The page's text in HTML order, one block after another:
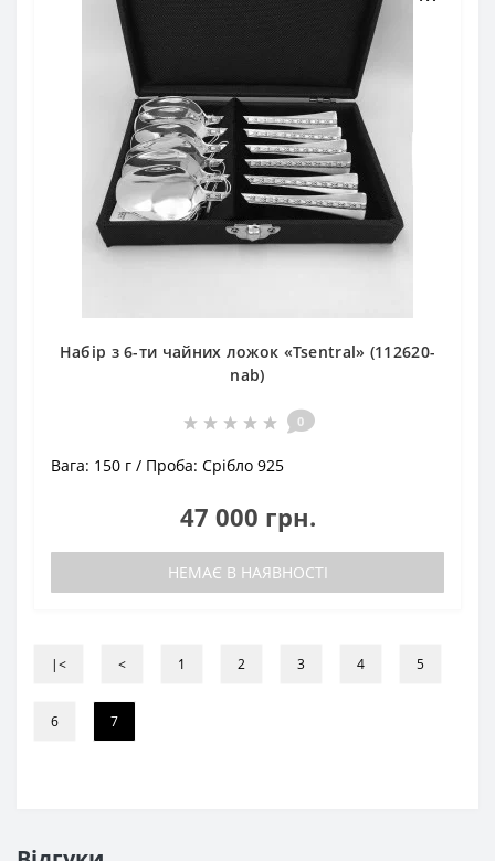
Набір з 6-ти чайних ложок «Tsentral» (112620-
nab)
0
Вага: 150 г Проба: Срібло 925
47 000 грн.
НЕМАЄ В НАЯВНОСТІ
|< < 1 2 3 4 5
6 7